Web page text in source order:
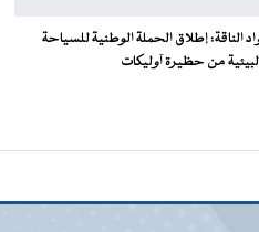
الناقة: إطلاق الحملة الوطنية للسياحة
من حظيرة آوليكات